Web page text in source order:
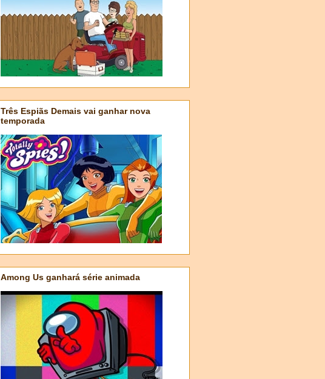
Três Espiãs Demais vai ganhar nova
temporada
Among Us ganhará série animada